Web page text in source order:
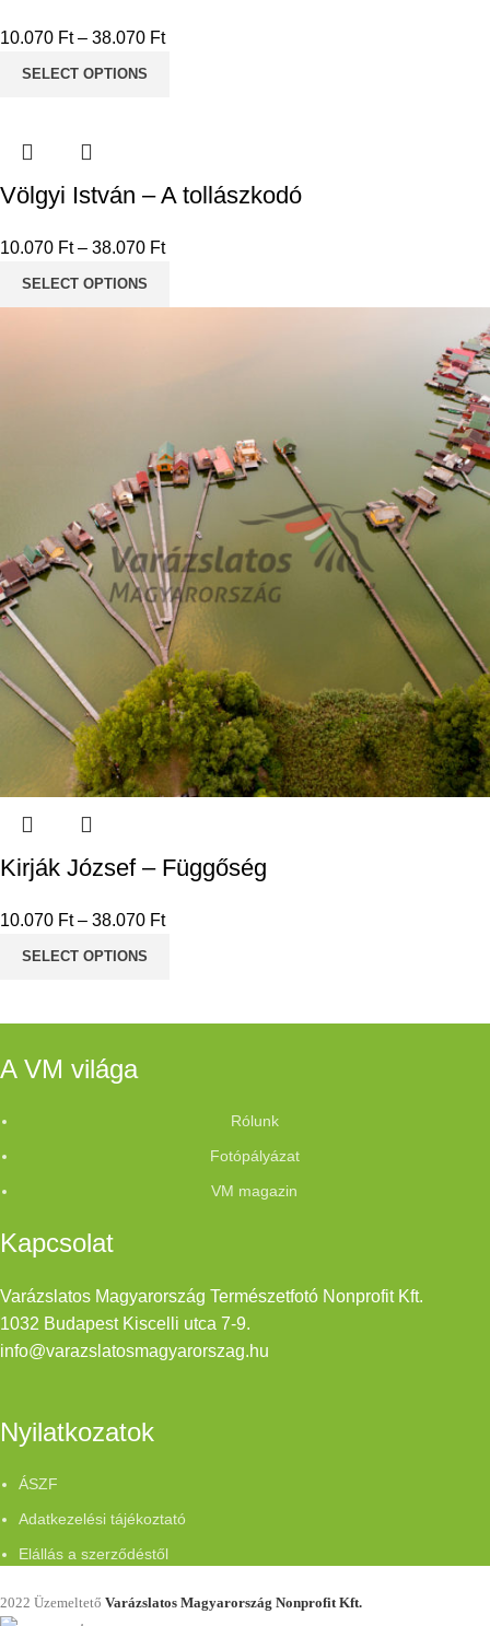
10.070 Ft– 38.070 Ft
SELECT OPTIONS
Völgyi István – A tollászkodó
10.070 Ft– 38.070 Ft
SELECT OPTIONS
Kirják József – Függőség
10.070 Ft– 38.070 Ft
SELECT OPTIONS
A VM világa
Rólunk
Fotópályázat
VM magazin
Kapcsolat
Varázslatos Magyarország Természetfotó Nonprofit Kft.
1032 Budapest Kiscelli utca 7-9.
info@varazslatosmagyarorszag.hu
Nyilatkozatok
ÁSZF
Adatkezelési tájékoztató
Elállás a szerződéstől
2022 Üzemeltető Varázslatos Magyarország Nonprofit Kft.